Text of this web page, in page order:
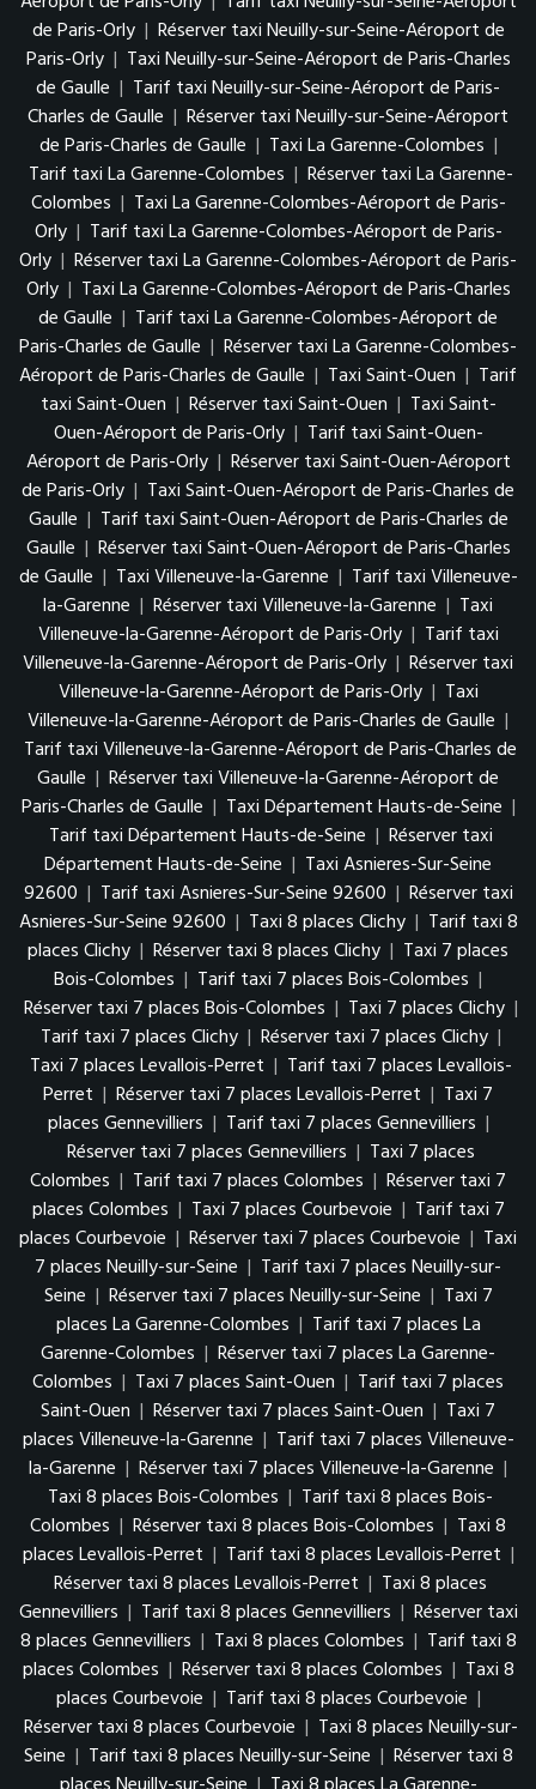
de Paris-Orly | Réserver taxi Neuilly-sur-Seine-Aéroport de
Paris-Orly | Taxi Neuilly-sur-Seine-Aéroport de Paris-Charles
de Gaulle | Tarif taxi Neuilly-sur-Seine-Aéroport de Paris-
Charles de Gaulle | Réserver taxi Neuilly-sur-Seine-Aéroport
de Paris-Charles de Gaulle | Taxi La Garenne-Colombes |
Tarif taxi La Garenne-Colombes | Réserver taxi La Garenne-
Colombes | Taxi La Garenne-Colombes-Aéroport de Paris-
Orly | Tarif taxi La Garenne-Colombes-Aéroport de Paris-
Orly | Réserver taxi La Garenne-Colombes-Aéroport de Paris-
Orly | Taxi La Garenne-Colombes-Aéroport de Paris-Charles
de Gaulle | Tarif taxi La Garenne-Colombes-Aéroport de
Paris-Charles de Gaulle | Réserver taxi La Garenne-Colombes-
Aéroport de Paris-Charles de Gaulle | Taxi Saint-Ouen | Tarif
taxi Saint-Ouen | Réserver taxi Saint-Ouen | Taxi Saint-
Ouen-Aéroport de Paris-Orly | Tarif taxi Saint-Ouen-
Aéroport de Paris-Orly | Réserver taxi Saint-Ouen-Aéroport
de Paris-Orly | Taxi Saint-Ouen-Aéroport de Paris-Charles de
Gaulle | Tarif taxi Saint-Ouen-Aéroport de Paris-Charles de
Gaulle | Réserver taxi Saint-Ouen-Aéroport de Paris-Charles
de Gaulle | Taxi Villeneuve-la-Garenne | Tarif taxi Villeneuve-
la-Garenne | Réserver taxi Villeneuve-la-Garenne | Taxi
Villeneuve-la-Garenne-Aéroport de Paris-Orly | Tarif taxi
Villeneuve-la-Garenne-Aéroport de Paris-Orly | Réserver taxi
Villeneuve-la-Garenne-Aéroport de Paris-Orly | Taxi
Villeneuve-la-Garenne-Aéroport de Paris-Charles de Gaulle |
Tarif taxi Villeneuve-la-Garenne-Aéroport de Paris-Charles de
Gaulle | Réserver taxi Villeneuve-la-Garenne-Aéroport de
Paris-Charles de Gaulle | Taxi Département Hauts-de-Seine |
Tarif taxi Département Hauts-de-Seine | Réserver taxi
Département Hauts-de-Seine | Taxi Asnieres-Sur-Seine
92600 | Tarif taxi Asnieres-Sur-Seine 92600 | Réserver taxi
Asnieres-Sur-Seine 92600 | Taxi 8 places Clichy | Tarif taxi 8
places Clichy | Réserver taxi 8 places Clichy | Taxi 7 places
Bois-Colombes | Tarif taxi 7 places Bois-Colombes |
Réserver taxi 7 places Bois-Colombes | Taxi 7 places Clichy |
Tarif taxi 7 places Clichy | Réserver taxi 7 places Clichy |
Taxi 7 places Levallois-Perret | Tarif taxi 7 places Levallois-
Perret | Réserver taxi 7 places Levallois-Perret | Taxi 7
places Gennevilliers | Tarif taxi 7 places Gennevilliers |
Réserver taxi 7 places Gennevilliers | Taxi 7 places
Colombes | Tarif taxi 7 places Colombes | Réserver taxi 7
places Colombes | Taxi 7 places Courbevoie | Tarif taxi 7
places Courbevoie | Réserver taxi 7 places Courbevoie | Taxi
7 places Neuilly-sur-Seine | Tarif taxi 7 places Neuilly-sur-
Seine | Réserver taxi 7 places Neuilly-sur-Seine | Taxi 7
places La Garenne-Colombes | Tarif taxi 7 places La
Garenne-Colombes | Réserver taxi 7 places La Garenne-
Colombes | Taxi 7 places Saint-Ouen | Tarif taxi 7 places
Saint-Ouen | Réserver taxi 7 places Saint-Ouen | Taxi 7
places Villeneuve-la-Garenne | Tarif taxi 7 places Villeneuve-
la-Garenne | Réserver taxi 7 places Villeneuve-la-Garenne |
Taxi 8 places Bois-Colombes | Tarif taxi 8 places Bois-
Colombes | Réserver taxi 8 places Bois-Colombes | Taxi 8
places Levallois-Perret | Tarif taxi 8 places Levallois-Perret |
Réserver taxi 8 places Levallois-Perret | Taxi 8 places
Gennevilliers | Tarif taxi 8 places Gennevilliers | Réserver taxi
8 places Gennevilliers | Taxi 8 places Colombes | Tarif taxi 8
places Colombes | Réserver taxi 8 places Colombes | Taxi 8
places Courbevoie | Tarif taxi 8 places Courbevoie |
Réserver taxi 8 places Courbevoie | Taxi 8 places Neuilly-sur-
Seine | Tarif taxi 8 places Neuilly-sur-Seine | Réserver taxi 8